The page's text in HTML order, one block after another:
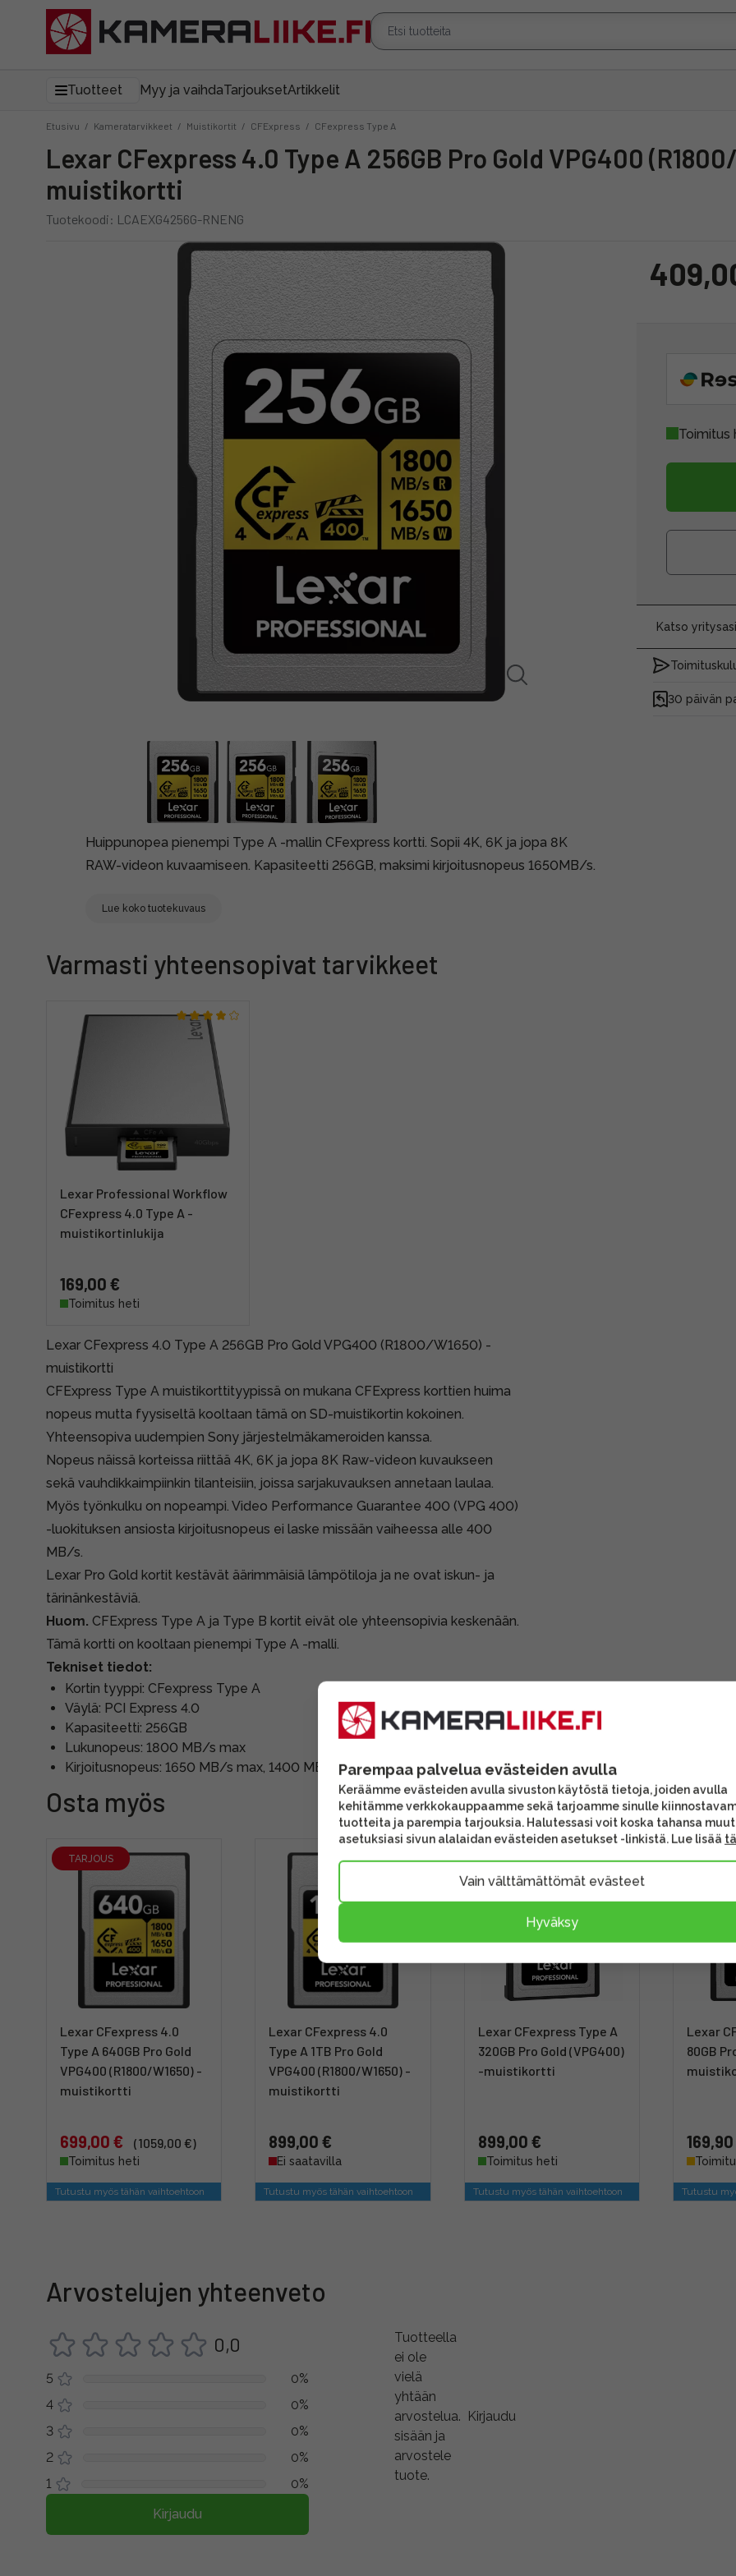
Tuotteet Myy ja vaihdaTarjouksetArtikkelit
Etusivu / Kameratarvikkeet / Muistikortit / CFExpress / CFexpress Type A
Lexar CFexpress 4.0 Type A 256GB Pro Gold VPG400 (R1800/W1650) -
muistikortti
Tuotekoodi: LCAEXG4256G-RNENG
Huippunopea pienempi Type A -mallin CFexpress kortti. Sopii 4K, 6K ja jopa 8K
RAW-videon kuvaamiseen. Kapasiteetti 256GB, maksimi kirjoitusnopeus 1650MB/s.
Lue koko tuotekuvaus
Toimitus
Katso
30 päivän
Varmasti yhteensopivat tarvikkeet
Lexar Professional Workflow
CFexpress 4.0 Type A -
muistikortinlukija
169,00 €
Toimitus heti
Lexar CFexpress 4.0 Type A 256GB Pro Gold VPG400 (R1800/W1650) -
muistikortti
CFExpress Type A muistikorttityypissä on mukana CFExpress korttien huima
nopeus mutta fyysiseltä kooltaan tämä on SD-muistikortin kokoinen.
Yhteensopiva uudempien Sony järjestelmäkameroiden kanssa.
Nopeus näissä korteissa riittää 4K, 6K ja jopa 8K Raw-videon kuvaukseen
sekä vauhdikkaimpiinkin tilanteisiin, joissa sarjakuvauksen annetaan laulaa.
Myös työnkulku on nopeampi. Video Performance Guarantee 400 (VPG 400)
-luokituksen ansiosta kirjoitusnopeus ei laske missään vaiheessa alle 400
MB/s.
Lexar Pro Gold kortit kestävät äärimmäisiä lämpötiloja ja ne ovat iskun- ja
tärinänkestäviä.
Huom. CFExpress Type A ja Type B kortit eivät ole yhteensopivia keskenään.
Tämä kortti on kooltaan pienempi Type A -malli.
Tekniset tiedot:
Kortin tyyppi: CFexpress Type A
Väylä: PCI Express 4.0
Kapasiteetti: 256GB
Lukunopeus: 1800 MB/s max
Kirjoitusnopeus: 1650 MB/s max, 1400 MB/s jatkuva
Osta myös
TARJOUS
Lexar CFexpress 4.0
Type A 640GB Pro Gold
VPG400 (R1800/W1650) -
muistikortti
699,00 € (1059,00 €)
Toimitus heti
Tutustu myös tähän vaihtoehtoon
Lexar CFexpress 4.0
Type A 1TB Pro Gold
VPG400 (R1800/W1650) -
muistikortti
899,00 €
Ei saatavilla
Tutustu myös tähän vaihtoehtoon
Lexar CFexpress Type A
320GB Pro Gold (VPG400)
-muistikortti
899,00 €
Toimitus heti
Tutustu myös tähän vaihtoehtoon
Lexar
80GB
Tutustu
Arvostelujen yhteenveto
0,0
5
0%
4
0%
3
0%
2
0%
1
0%
Kirjaudu
Tuotteella
ei ole
vielä
yhtään
arvostelua. Kirjaudu
sisään ja
arvostele
tuote.
Parempaa palvelua evästeiden avulla
Keräämme evästeiden avulla sivuston käytöstä tietoja, joiden avulla
kehitämme verkkokauppaamme sekä tarjoamme sinulle
tuotteita ja parempia tarjouksia. Halutessasi voit koska tahansa
asetuksiasi sivun alalaidan evästeiden asetukset -linkistä. Lue lisää
Vain välttämättömät evästeet
Hyväksy